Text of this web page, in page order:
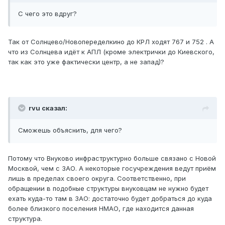
С чего это вдруг?
Так от Солнцево/Новопеределкино до КРЛ ходят 767 и 752 . А
что из Солнцева идёт к АПЛ (кроме электрички до Киевского,
так как это уже фактически центр, а не запад)?
rvu сказал:
Сможешь объяснить, для чего?
Потому что Внуково инфраструктурно больше связано с Новой
Москвой, чем с ЗАО. А некоторые госучреждения ведут приём
лишь в пределах своего округа. Соответственно, при
обращении в подобные структуры внуковцам не нужно будет
ехать куда-то там в ЗАО: достаточно будет добраться до куда
более близкого поселения НМАО, где находится данная
структура.